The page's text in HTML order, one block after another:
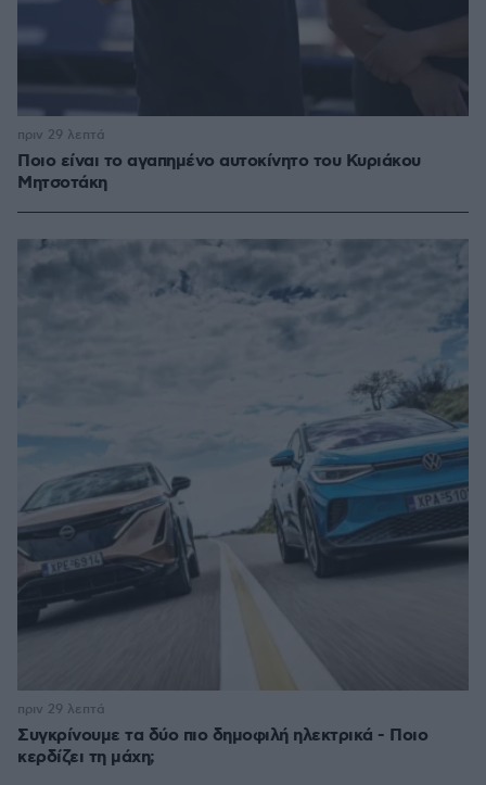
Ποιο είναι το αγαπημένο αυτοκίνητο του Κυριάκου
Μητσοτάκη
πριν 29 λεπτά
Συγκρίνουμε τα δύο πιο δημοφιλή ηλεκτρικά - Ποιο
κερδίζει τη μάχη;
πριν 29 λεπτά